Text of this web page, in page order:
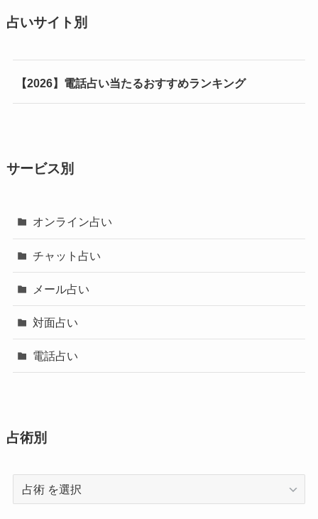
占いサイト別
【2026】電話占い当たるおすすめランキング
サービス別
オンライン占い
チャット占い
メール占い
対面占い
電話占い
占術別
術